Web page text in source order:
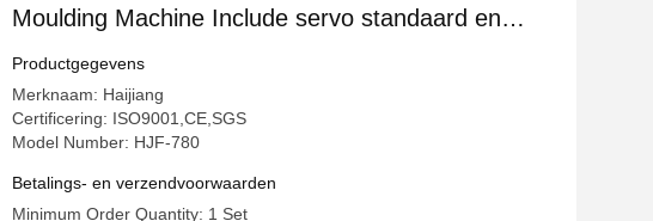
Moulding Machine Include servo standaard en
variabele pomp Beste Plastic Injection Moulding
Machine voor de werking
Productgegevens
Merknaam: Haijiang
Certificering: ISO9001,CE,SGS
Model Number: HJF-780
Betalings- en verzendvoorwaarden
Minimum Order Quantity: 1 Set